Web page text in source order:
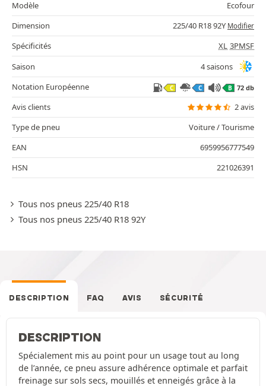
Modèle
Ecofour
Dimension
225/40 R18 92Y Modifier
Spécificités XL 3PMSF
Saison
4 saisons
Notation Européenne
C C B 72 db
Avis clients
2 avis
Type de pneu
Voiture / Tourisme
EAN
6959956777549
HSN
221026391
Tous nos pneus 225/40 R18
Tous nos pneus 225/40 R18 92Y
DESCRIPTION FAQ AVIS SÉCURITÉ
DESCRIPTION
Spécialement mis au point pour un usage tout au long
de l’année, ce pneu assure adhérence optimale et parfait
freinage sur sols secs, mouillés et enneigés grâce à la